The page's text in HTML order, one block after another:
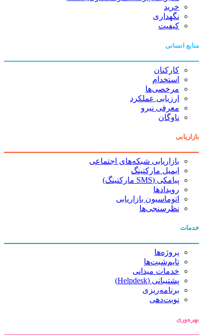
خرید
نگهداری
کیفیت
منابع انسانی
کارکنان
استخدام
مرخصی‌ها
ارزیابی عملکرد
معرفی نیرو
ناوگان
بازاریابی
بازاریابی شبکه‌های اجتماعی
ایمیل مارکتینگ
پیامکی (SMS مارکتینگ)
رویدادها
اتوماسیون بازاریابی
نظرسنجی‌ها
خدمات
پروژه‌ها
تایم‌شیت‌ها
خدمات میدانی
پشتیبانی (Helpdesk)
برنامه‌ریزی
نوبت‌دهی
بهره‌وری